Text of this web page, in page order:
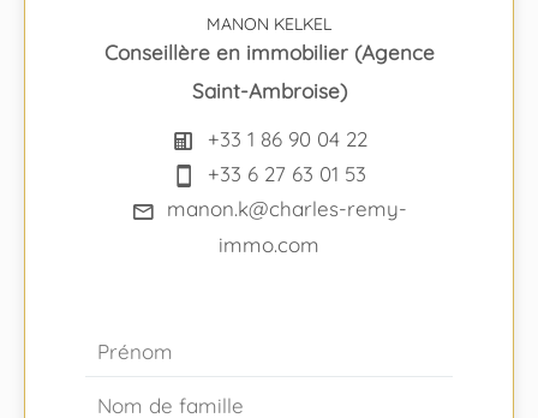
MANON KELKEL
Conseillère en immobilier (Agence
Saint-Ambroise)
+33 1 86 90 04 22
+33 6 27 63 01 53
manon.k@charles-remy-
immo.com